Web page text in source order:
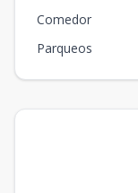
Comedor
Parqueos